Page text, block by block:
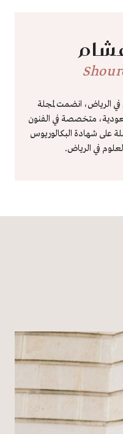
الرياض، انضمت لمجلة
السعودية، متخصصة في الفنون
على شهادة البكالوريوس
في الرياض.